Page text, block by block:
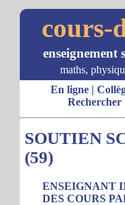
cours-
maths,
En ligne|
Rechercher
SOUTIEN
(59)
ENSEIGNANT
DES COURS